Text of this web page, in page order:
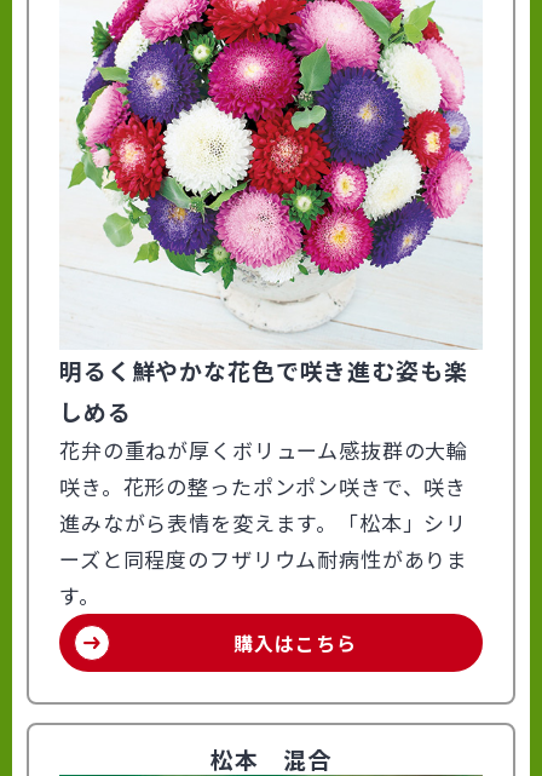
明るく鮮やかな花色で咲き進む姿も楽
しめる
花弁の重ねが厚くボリューム感抜群の大輪
咲き。花形の整ったポンポン咲きで、咲き
進みながら表情を変えます。「松本」シリ
ーズと同程度のフザリウム耐病性がありま
す。
購入はこちら
松本 混合